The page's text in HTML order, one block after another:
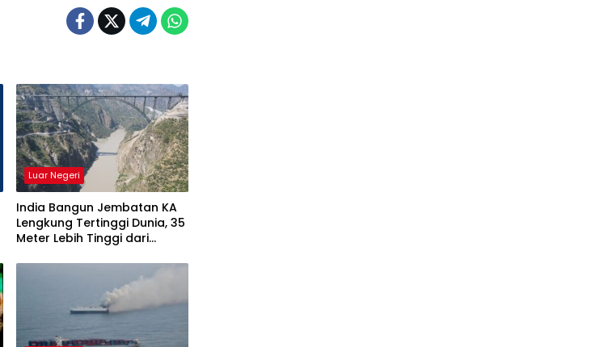
Luar Negeri
India Bangun Jembatan KA
Lengkung Tertinggi Dunia, 35
Meter Lebih Tinggi dari